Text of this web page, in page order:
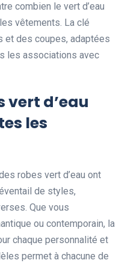
combien le vert d’eau
vêtements. La clé
et des coupes, adaptées
les associations avec
vert d’eau
les
robes vert d’eau ont
de styles,
Que vous
ou contemporain, la
chaque personnalité et
permet à chacune de